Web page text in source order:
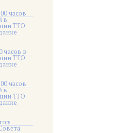
часов
в
ТГО
часов в
ТГО
часов
в
ТГО